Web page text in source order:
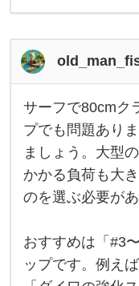
ト
L
、
ま
た
カ
ル
テ
ィ
バ
ダ
イ
レ
サ
ー
フ
で
8
0
c
m
ス
ブ
リ
サーフで80cmク
プでも問題あり
ましょう。大型
かかる負荷も大
のを選ぶ必要があ
おすすめは「#3
ップです。例え